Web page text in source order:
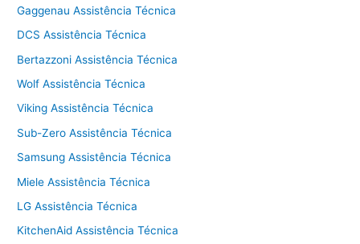
Gaggenau Assistência Técnica
DCS Assistência Técnica
Bertazzoni Assistência Técnica
Wolf Assistência Técnica
Viking Assistência Técnica
Sub-Zero Assistência Técnica
Samsung Assistência Técnica
Miele Assistência Técnica
LG Assistência Técnica
KitchenAid Assistência Técnica